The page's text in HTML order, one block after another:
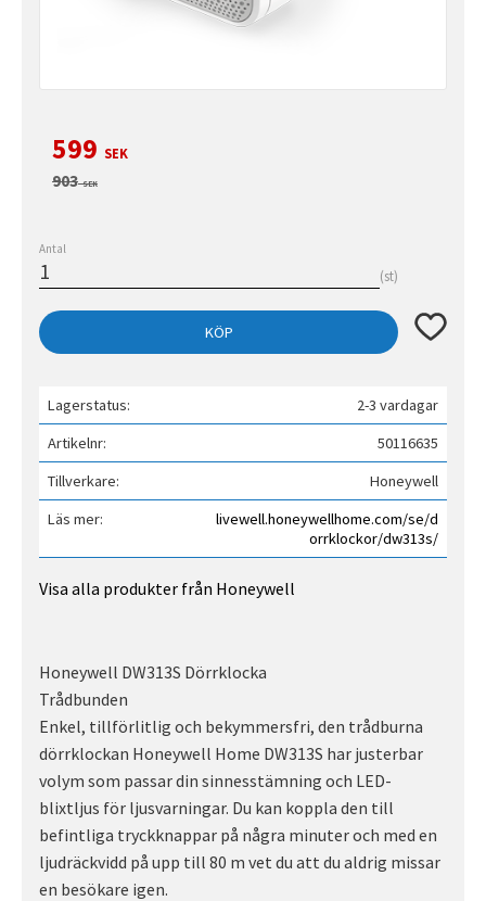
Nedsatt pris:
599 SEK
Ordinarie pris:
903SEK
Antal
st
KÖP Lägg till
Lagerstatus
2-3 vardagar
Artikelnr
50116635
Tillverkare
Honeywell
Läs mer
livewell.honeywellhome.com/se/d
orrklockor/dw313s/
Visa alla produkter från Honeywell
Honeywell DW313S Dörrklocka
Trådbunden
Enkel, tillförlitlig och bekymmersfri, den trådburna
dörrklockan Honeywell Home DW313S har justerbar
volym som passar din sinnesstämning och LED-
blixtljus för ljusvarningar. Du kan koppla den till
befintliga tryckknappar på några minuter och med en
ljudräckvidd på upp till 80 m vet du att du aldrig missar
en besökare igen.